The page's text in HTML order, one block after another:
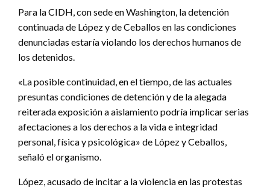
Para la CIDH, con sede en Washington, la detención
continuada de López y de Ceballos en las condiciones
denunciadas estaría violando los derechos humanos de
los detenidos.
«La posible continuidad, en el tiempo, de las actuales
presuntas condiciones de detención y de la alegada
reiterada exposición a aislamiento podría implicar serias
afectaciones a los derechos a la vida e integridad
personal, física y psicológica» de López y Ceballos,
señaló el organismo.
López, acusado de incitar a la violencia en las protestas